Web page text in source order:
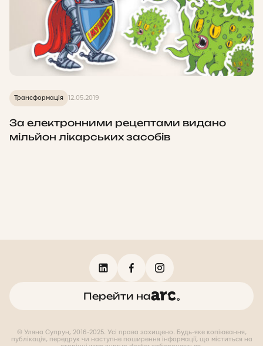
Трансформація 12.05.2019
За електронними рецептами видано
мільйон лікарських засобів
Перейти на
© Уляна Супрун, 2016-2025. Усі права захищено. Будь-яке копіювання,
публікація, передрук чи наступне поширення інформації, що міститься на